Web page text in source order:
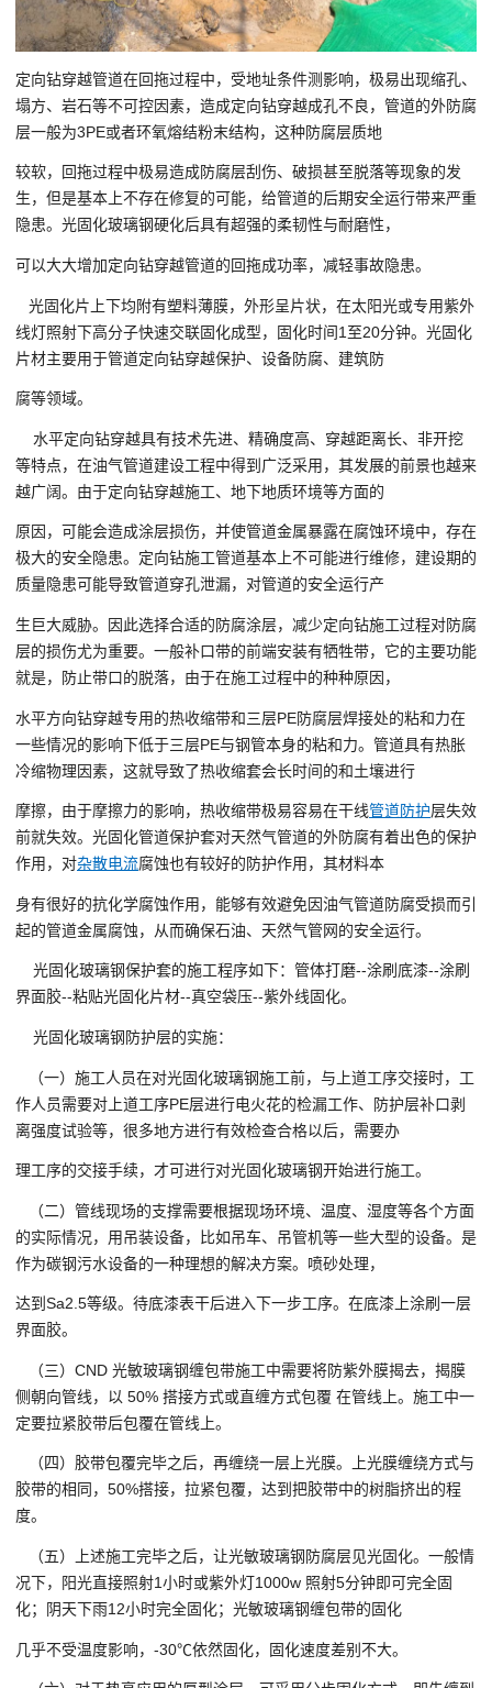
定向钻穿越管道在回拖过程中，受地址条件测影响，极易出现缩孔、
塌方、岩石等不可控因素，造成定向钻穿越成孔不良，管道的外防腐
层一般为3PE或者环氧熔结粉末结构，这种防腐层质地
较软，回拖过程中极易造成防腐层刮伤、破损甚至脱落等现象的发
生，但是基本上不存在修复的可能，给管道的后期安全运行带来严重
隐患。光固化玻璃钢硬化后具有超强的柔韧性与耐磨性，
可以大大增加定向钻穿越管道的回拖成功率，减轻事故隐患。
光固化片上下均附有塑料薄膜，外形呈片状，在太阳光或专用紫外
线灯照射下高分子快速交联固化成型，固化时间1至20分钟。光固化
片材主要用于管道定向钻穿越保护、设备防腐、建筑防
腐等领域。
水平定向钻穿越具有技术先进、精确度高、穿越距离长、非开挖
等特点，在油气管道建设工程中得到广泛采用，其发展的前景也越来
越广阔。由于定向钻穿越施工、地下地质环境等方面的
原因，可能会造成涂层损伤，并使管道金属暴露在腐蚀环境中，存在
极大的安全隐患。定向钻施工管道基本上不可能进行维修，建设期的
质量隐患可能导致管道穿孔泄漏，对管道的安全运行产
生巨大威胁。因此选择合适的防腐涂层，减少定向钻施工过程对防腐
层的损伤尤为重要。一般补口带的前端安装有牺牲带，它的主要功能
就是，防止带口的脱落，由于在施工过程中的种种原因，
水平方向钻穿越专用的热收缩带和三层PE防腐层焊接处的粘和力在
一些情况的影响下低于三层PE与钢管本身的粘和力。管道具有热胀
冷缩物理因素，这就导致了热收缩套会长时间的和土壤进行
摩擦，由于摩擦力的影响，热收缩带极易容易在干线管道防护层失效
前就失效。光固化管道保护套对天然气管道的外防腐有着出色的保护
作用，对杂散电流腐蚀也有较好的防护作用，其材料本
身有很好的抗化学腐蚀作用，能够有效避免因油气管道防腐受损而引
起的管道金属腐蚀，从而确保石油、天然气管网的安全运行。
光固化玻璃钢保护套的施工程序如下：管体打磨--涂刷底漆--涂刷
界面胶--粘贴光固化片材--真空袋压--紫外线固化。
光固化玻璃钢防护层的实施：
（一）施工人员在对光固化玻璃钢施工前，与上道工序交接时，工
作人员需要对上道工序PE层进行电火花的检漏工作、防护层补口剥
离强度试验等，很多地方进行有效检查合格以后，需要办
理工序的交接手续，才可进行对光固化玻璃钢开始进行施工。
（二）管线现场的支撑需要根据现场环境、温度、湿度等各个方面
的实际情况，用吊装设备，比如吊车、吊管机等一些大型的设备。是
作为碳钢污水设备的一种理想的解决方案。喷砂处理，
达到Sa2.5等级。待底漆表干后进入下一步工序。在底漆上涂刷一层
界面胶。
（三）CND 光敏玻璃钢缠包带施工中需要将防紫外膜揭去，揭膜
侧朝向管线，以 50% 搭接方式或直缠方式包覆 在管线上。施工中一
定要拉紧胶带后包覆在管线上。
（四）胶带包覆完毕之后，再缠绕一层上光膜。上光膜缠绕方式与
胶带的相同，50%搭接，拉紧包覆，达到把胶带中的树脂挤出的程
度。
（五）上述施工完毕之后，让光敏玻璃钢防腐层见光固化。一般情
况下，阳光直接照射1小时或紫外灯1000w 照射5分钟即可完全固
化；阴天下雨12小时完全固化；光敏玻璃钢缠包带的固化
几乎不受温度影响，-30℃依然固化，固化速度差别不大。